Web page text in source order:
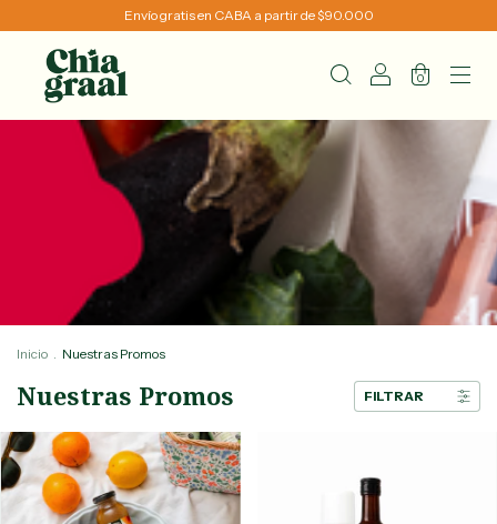
Envío gratis en CABA a partir de $90.000
0
Inicio . Nuestras Promos
Nuestras Promos FILTRAR